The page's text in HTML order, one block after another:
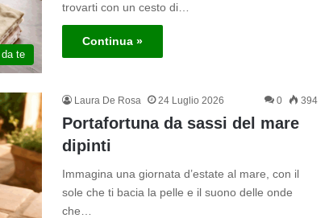
te
trovarti con un cesto di…
Continua »
Laura De Rosa 24 Luglio 2026 0 394
Portafortuna da sassi del mare
dipinti
Immagina una giornata d’estate al mare, con il
sole che ti bacia la pelle e il suono delle onde
che…